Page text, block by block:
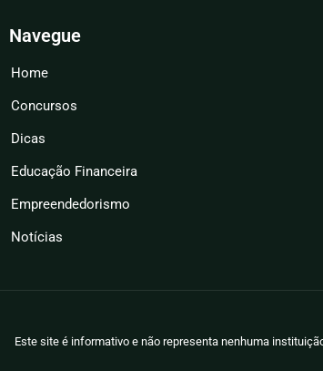
Navegue
Home
Concursos
Dicas
Educação Financeira
Empreendedorismo
Notícias
Este site é informativo e não representa nenhuma